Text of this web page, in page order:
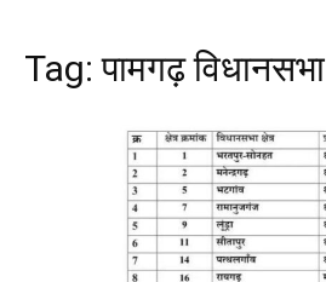
Tag:पामगढ़ विधानसभा